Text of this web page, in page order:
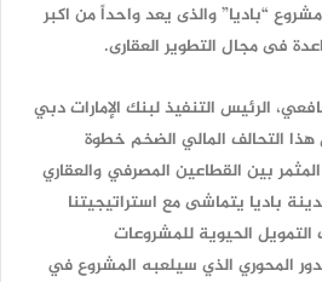
“باديا” والذى يعد واحداً من اكبر
فى مجال التطوير العقارى.
الرئيس التنفيذ لبنك الإمارات دبي
التحالف المالي الضخم خطوة
بين القطاعين المصرفي والعقاري
باديا يتماشى مع استراتيجيتنا
التمويل الحيوية للمشروعات
المحوري الذي سيلعبه المشروع في